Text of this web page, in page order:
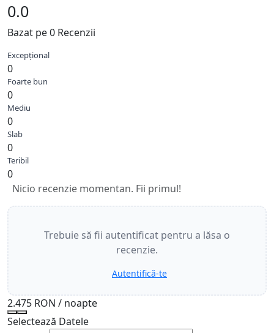
0.0
Bazat pe 0 Recenzii
Excepțional
0
Foarte bun
0
Mediu
0
Slab
0
Teribil
0
Nicio recenzie momentan. Fii primul!
Trebuie să fii autentificat pentru a lăsa o
recenzie.
Autentifică-te
2.475 RON / noapte
Selectează Datele